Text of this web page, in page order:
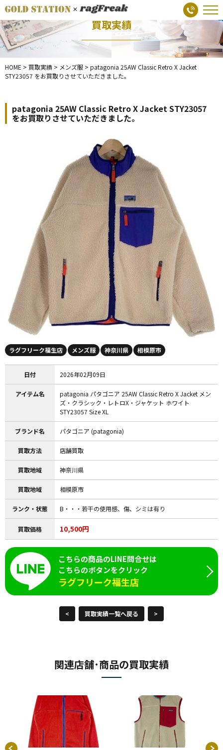
買取実績
HOME > 買取実績 > メンズ服 > patagonia 25AW Classic Retro X Jacket
STY23057 をお買取りさせていただきました。
patagonia 25AW Classic Retro X Jacket STY23057
をお買取りさせていただきました。
ラグフリーク福生店 メンズ服 神奈川県 相模原市
日付 2026年02月09日
アイテム名
patagonia パタゴニア 25AW Classic Retro X Jacket メン
ズ・クラシック・レトロX・ジャケット ホワイト
STY23057 Size XL
ブランド名 パタゴニア (patagonia)
買取方法 店舗買取
買取地域 神奈川県
買取地域 相模原市
ランク・状態 B・・・若干の使用感、傷、シミは有り
買取価格 10,500円
こちらの商品のLINE問合せは
こちらのボタンをクリック
ラグフリーク福生店
< 買取実績一覧へ戻る >
関連店舗･商品の買取実績